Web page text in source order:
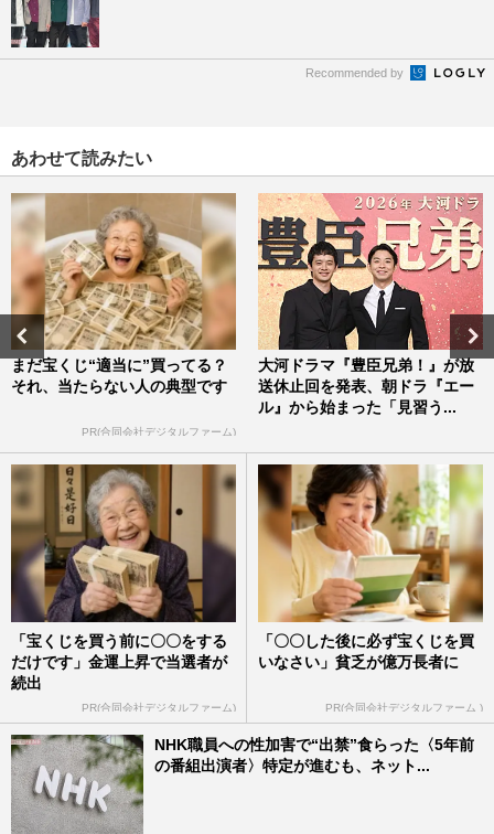
Recommended by
あわせて読みたい
まだ宝くじ“適当に”買ってる？
それ、当たらない人の典型です
PR(合同会社デジタルファーム)
大河ドラマ『豊臣兄弟！』が放
送休止回を発表、朝ドラ『エー
ル』から始まった「見習う...
「宝くじを買う前に〇〇をする
だけです」金運上昇で当選者が
続出
PR(合同会社デジタルファーム)
「〇〇した後に必ず宝くじを買
いなさい」貧乏が億万長者に
PR(合同会社デジタルファーム )
NHK職員への性加害で“出禁”食らった〈5年前
の番組出演者〉特定が進むも、ネット...